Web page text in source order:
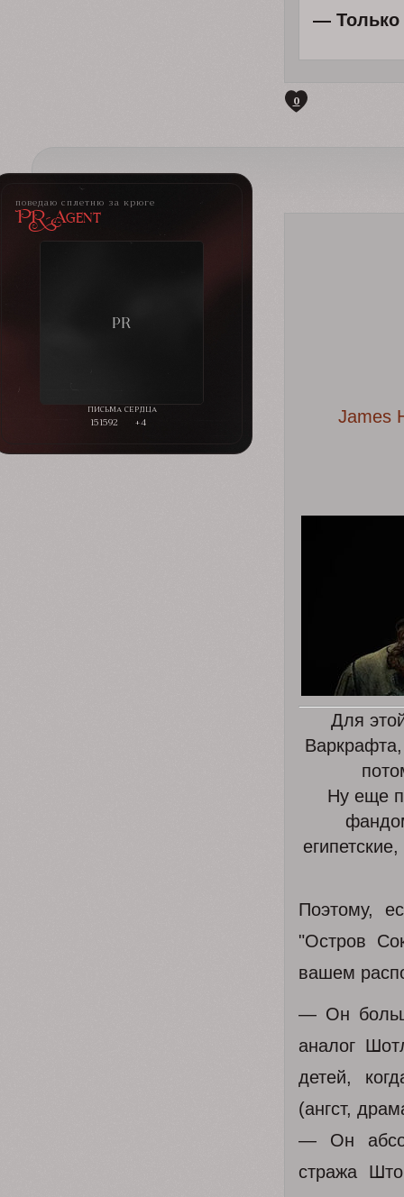
— Только
0
поведаю сплетню за крюге
PR-Agent
151592 +4 James
Для
Варкрафта,
Ну еще
Поэтому,
"Остров
вашем
— Он
аналог
детей,
(ангст,
— Он
стража